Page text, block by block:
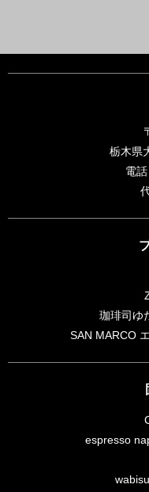
栃木県
電
珈琲司ゆ
SAN MARCO
espresso